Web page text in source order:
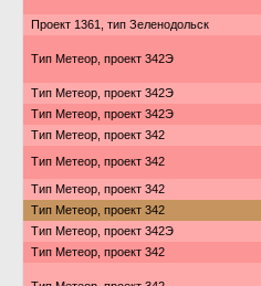
Проект 1361, тип Зеленодольск
Тип Метеор, проект 342Э
Тип Метеор, проект 342Э
Тип Метеор, проект 342Э
Тип Метеор, проект 342
Тип Метеор, проект 342
Тип Метеор, проект 342
Тип Метеор, проект 342
Тип Метеор, проект 342Э
Тип Метеор, проект 342